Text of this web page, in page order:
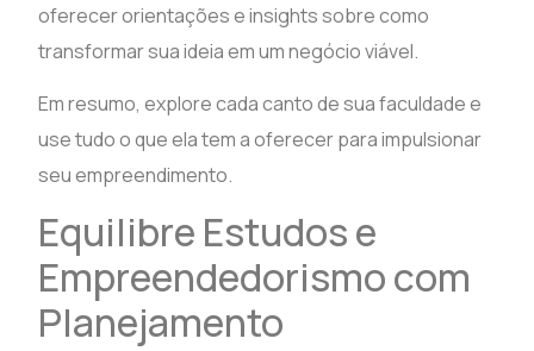
oferecer orientações e insights sobre como
transformar sua ideia em um negócio viável.
Em resumo, explore cada canto de sua faculdade e
use tudo o que ela tem a oferecer para impulsionar
seu empreendimento.
Equilibre Estudos e
Empreendedorismo com
Planejamento